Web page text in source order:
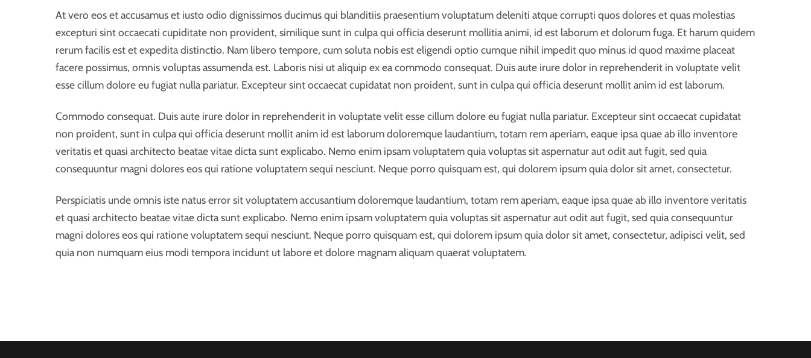
At vero eos et accusamus et iusto odio dignissimos ducimus qui blanditiis praesentium voluptatum deleniti atque corrupti quos dolores et quas molestias
excepturi sint occaecati cupiditate non provident, similique sunt in culpa qui officia deserunt mollitia animi, id est laborum et dolorum fuga. Et harum quidem
rerum facilis est et expedita distinctio. Nam libero tempore, cum soluta nobis est eligendi optio cumque nihil impedit quo minus id quod maxime placeat
facere possimus, omnis voluptas assumenda est. Laboris nisi ut aliquip ex ea commodo consequat. Duis aute irure dolor in reprehenderit in voluptate velit
esse cillum dolore eu fugiat nulla pariatur. Excepteur sint occaecat cupidatat non proident, sunt in culpa qui officia deserunt mollit anim id est laborum.
Commodo consequat. Duis aute irure dolor in reprehenderit in voluptate velit esse cillum dolore eu fugiat nulla pariatur. Excepteur sint occaecat cupidatat
non proident, sunt in culpa qui officia deserunt mollit anim id est laborum doloremque laudantium, totam rem aperiam, eaque ipsa quae ab illo inventore
veritatis et quasi architecto beatae vitae dicta sunt explicabo. Nemo enim ipsam voluptatem quia voluptas sit aspernatur aut odit aut fugit, sed quia
consequuntur magni dolores eos qui ratione voluptatem sequi nesciunt. Neque porro quisquam est, qui dolorem ipsum quia dolor sit amet, consectetur.
Perspiciatis unde omnis iste natus error sit voluptatem accusantium doloremque laudantium, totam rem aperiam, eaque ipsa quae ab illo inventore veritatis
et quasi architecto beatae vitae dicta sunt explicabo. Nemo enim ipsam voluptatem quia voluptas sit aspernatur aut odit aut fugit, sed quia consequuntur
magni dolores eos qui ratione voluptatem sequi nesciunt. Neque porro quisquam est, qui dolorem ipsum quia dolor sit amet, consectetur, adipisci velit, sed
quia non numquam eius modi tempora incidunt ut labore et dolore magnam aliquam quaerat voluptatem.